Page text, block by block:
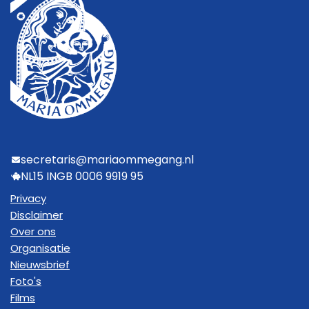
secretaris@mariaommegang.nl
NL15 INGB 0006 9919 95
Privacy
Disclaimer
Over ons
Organisatie
Nieuwsbrief
Foto's
Films